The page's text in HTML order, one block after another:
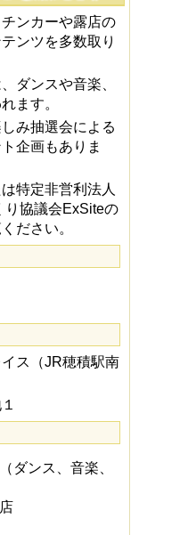
ンカーや露店の
ンツを多数取り
ダンスや音楽、
ます。
み抽選会による
企画もありま
特定非営利法人
り協議会ExSiteの
ださい。
ス（JR穂積駅南
ダンス、音楽、